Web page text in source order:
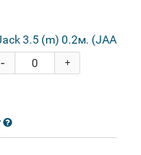
3.5 (m) 0.2м.
+
-